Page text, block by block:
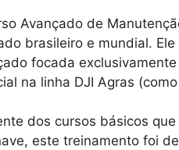
Avançado de
brasileiro e mundial.
focada
na linha DJI Agras
dos cursos básicos
este treinamento foi